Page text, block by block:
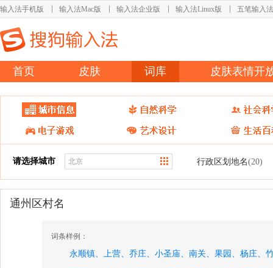
输入法手机版 输入法Mac版 输入法企业版 输入法Linux版 五笔输入法
首页 皮肤 词库 皮肤表情开
请选择城市 行政区划地名(20)
通州区村名
词条样例：
永顺镇、 上营、 乔庄、 小圣庙、 南关、 果园、 杨庄、